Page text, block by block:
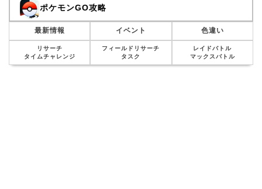
ポケモンGO攻略
最新情報 イベント 色違い
リサーチ
タイムチャレンジ
フィールドリサーチ
タスク
レイドバトル
マックスバトル